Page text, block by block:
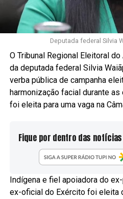
Deputada federal Silvia
O Tribunal Regional Eleitoral
da deputada federal Silvia
verba pública de campanha
harmonização facial durante
foi eleita para uma vaga na
Fique por dentro das
Indígena e fiel apoiadora do
ex-oficial do Exército foi eleita